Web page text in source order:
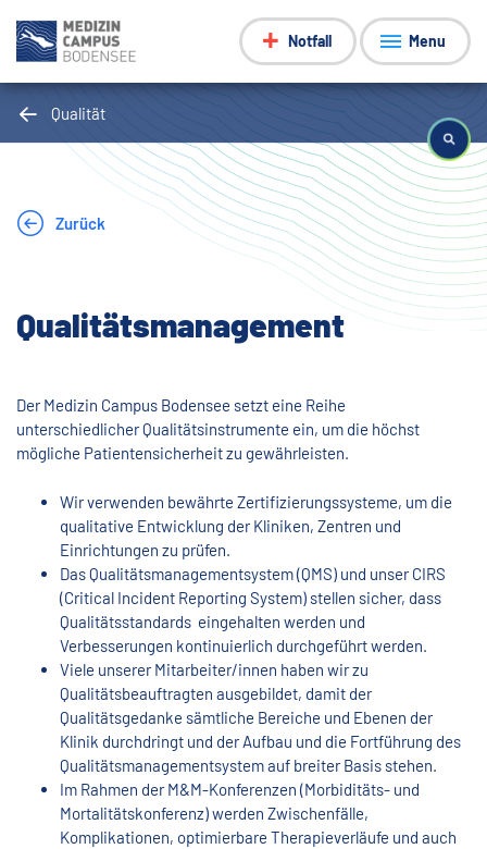
Notfall Menu
Qualität
Zurück
Qualitätsmanagement
Der Medizin Campus Bodensee setzt eine Reihe
unterschiedlicher Qualitätsinstrumente ein, um die höchst
mögliche Patientensicherheit zu gewährleisten.
Wir verwenden bewährte Zertifizierungssysteme, um die
qualitative Entwicklung der Kliniken, Zentren und
Einrichtungen zu prüfen.
Das Qualitätsmanagementsystem (QMS) und unser CIRS
(Critical Incident Reporting System) stellen sicher, dass
Qualitätsstandards eingehalten werden und
Verbesserungen kontinuierlich durchgeführt werden.
Viele unserer Mitarbeiter/innen haben wir zu
Qualitätsbeauftragten ausgebildet, damit der
Qualitätsgedanke sämtliche Bereiche und Ebenen der
Klinik durchdringt und der Aufbau und die Fortführung des
Qualitätsmanagementsystem auf breiter Basis stehen.
Im Rahmen der M&M-Konferenzen (Morbiditäts- und
Mortalitätskonferenz) werden Zwischenfälle,
Komplikationen, optimierbare Therapieverläufe und auch